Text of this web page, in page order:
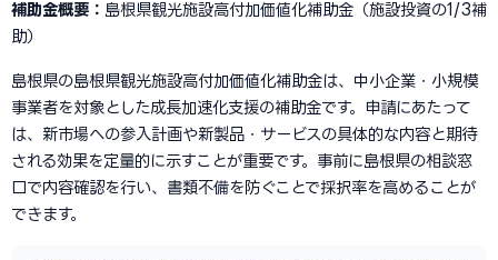
補助金概要： 島根県観光施設高付加価値化補助金（施設投資の1/3補
助）
島根県の島根県観光施設高付加価値化補助金は、中小企業・小規模
事業者を対象とした成長加速化支援の補助金です。申請にあたって
は、新市場への参入計画や新製品・サービスの具体的な内容と期待
される効果を定量的に示すことが重要です。事前に島根県の相談窓
口で内容確認を行い、書類不備を防ぐことで採択率を高めることが
できます。